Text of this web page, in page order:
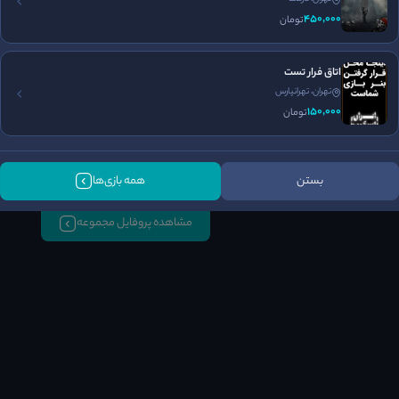
داستان
5
5
5
مشاهده پروفایل مجموعه
450٬000تومان
اتاق فرار تست
تهران، تهرانپارس
150٬000تومان
بستن همه بازی‌ها